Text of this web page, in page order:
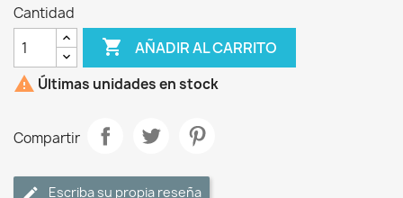
Cantidad
 AÑADIR AL CARRITO
 Últimas unidades en stock
Compartir
Escriba su propia reseña